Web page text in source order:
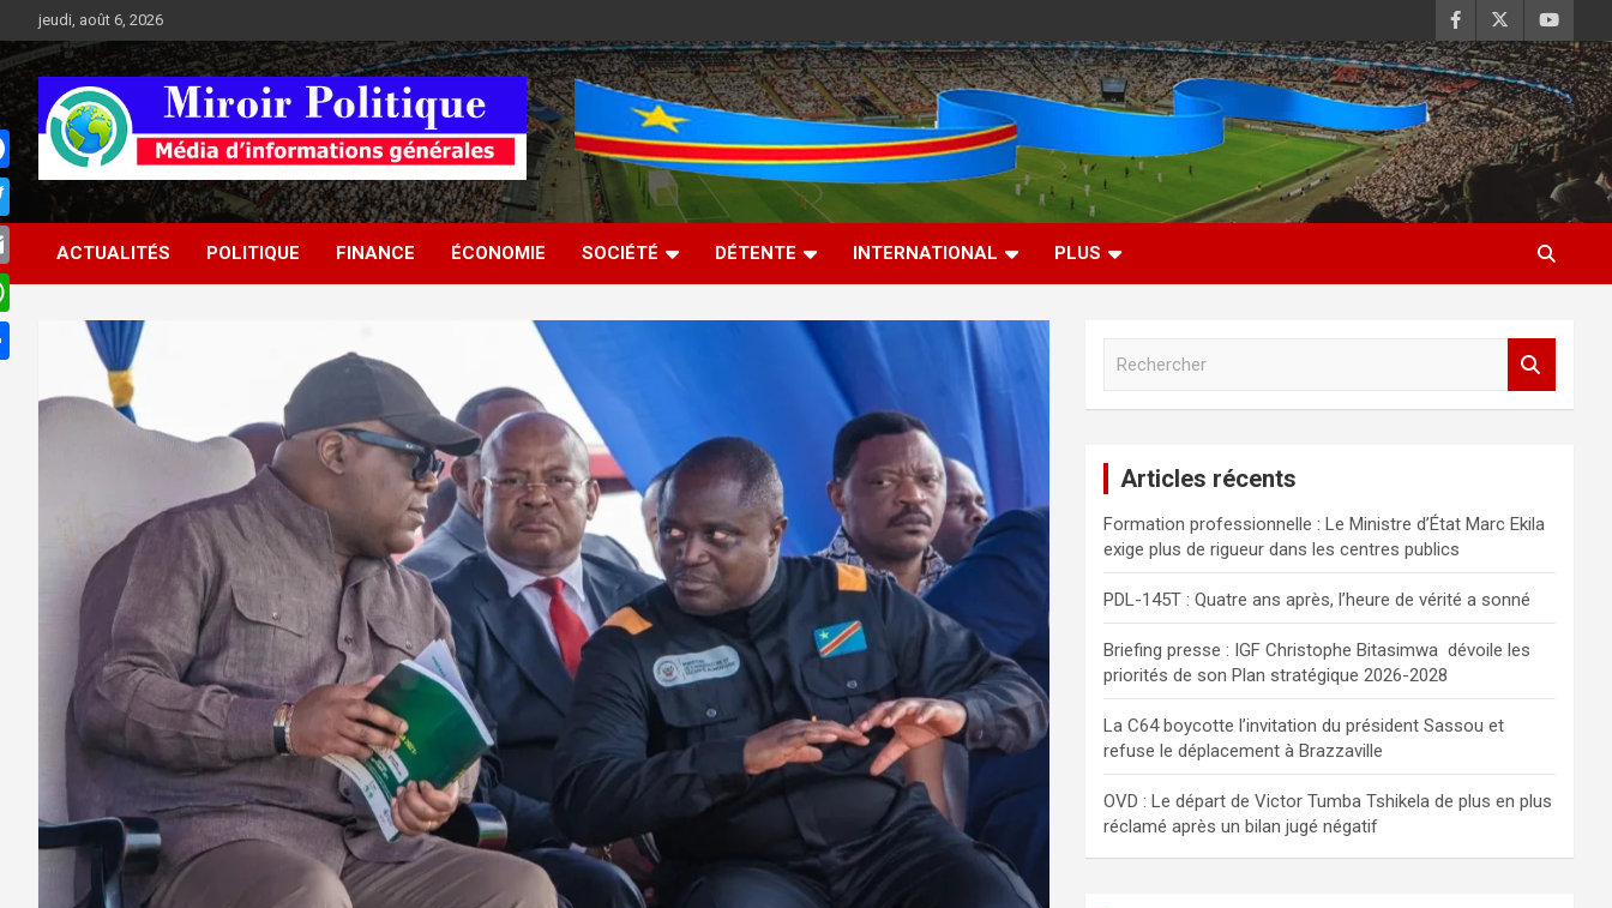
au
contenu
jeudi, août 6, 2026
Médias d'informations
socio-politiques
Médias d'informations socio-politiques
ACTUALITÉS POLITIQUE FINANCE ÉCONOMIE SOCIÉTÉ DÉTENTE INTERNATIONAL PLUS
c
h
e
r
Articles récents
Formation professionnelle : Le Ministre d’État Marc Ekila
exige plus de rigueur dans les centres publics
PDL-145T : Quatre ans après, l’heure de vérité a sonné
Briefing presse : IGF Christophe Bitasimwa dévoile les
priorités de son Plan stratégique 2026-2028
La C64 boycotte l’invitation du président Sassou et
refuse le déplacement à Brazzaville
OVD : Le départ de Victor Tumba Tshikela de plus en plus
réclamé après un bilan jugé négatif